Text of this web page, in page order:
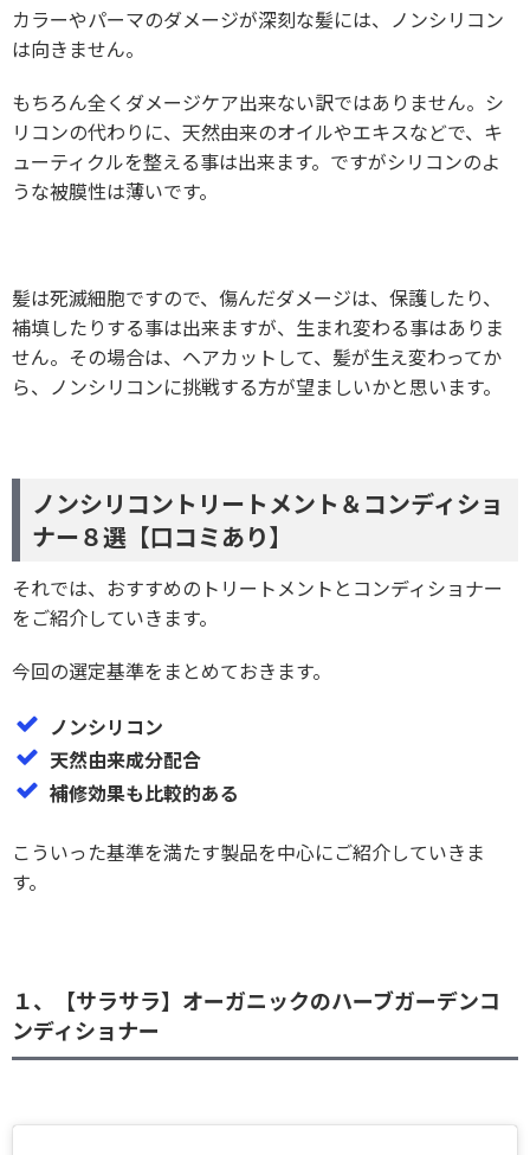
カラーやパーマのダメージが深刻な髪には、ノンシリコン
は向きません。
もちろん全くダメージケア出来ない訳ではありません。シ
リコンの代わりに、天然由来のオイルやエキスなどで、キ
ューティクルを整える事は出来ます。ですがシリコンのよ
うな被膜性は薄いです。
髪は死滅細胞ですので、傷んだダメージは、保護したり、
補填したりする事は出来ますが、生まれ変わる事はありま
せん。その場合は、ヘアカットして、髪が生え変わってか
ら、ノンシリコンに挑戦する方が望ましいかと思います。
ノンシリコントリートメント＆コンディショ
ナー８選【口コミあり】
それでは、おすすめのトリートメントとコンディショナー
をご紹介していきます。
今回の選定基準をまとめておきます。
ノンシリコン
天然由来成分配合
補修効果も比較的ある
こういった基準を満たす製品を中心にご紹介していきま
す。
１、【サラサラ】オーガニックのハーブガーデンコ
ンディショナー